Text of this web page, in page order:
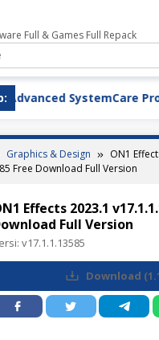
Full & Games Full Repack
Pro v19.5.0.227
Graphics & Design
ON1
Free Download Full Version
Effects 2023.1
Full Version
v17.1.1.13585
Download (